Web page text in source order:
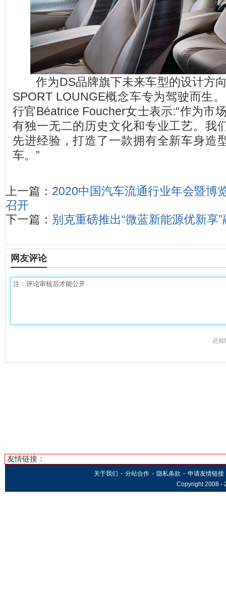
作为DS品牌旗下未来车型的设计方向
SPORT LOUNGE概念车专为驾驶而生
行官Béatrice Foucher女士表示:“作为市
有独一无二的历史文化和专业工艺。我
先进经验，打造了一款拥有全新车身造
车。”
上一篇： 2020中国汽车流通行业年会暨博
召开
下一篇： 别克重磅推出“微蓝新能源优新享
网友评论
还能
友情链接：
关于我们 - 分站合作 - 隐私条款 - 申请友情链接
Copyright 2008 -